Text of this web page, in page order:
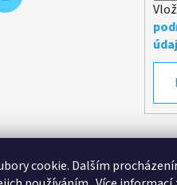
cookie. Dalším